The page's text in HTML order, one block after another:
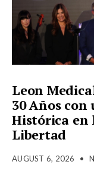
Leon
30 Años con
Histórica en
Libertad
AUGUST 6, 2026 •